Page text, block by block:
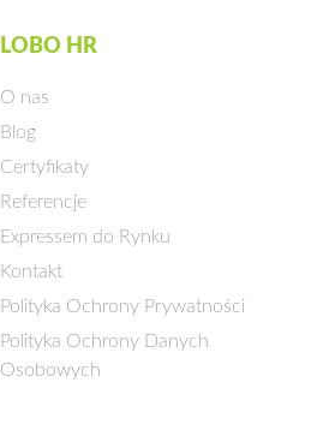
LOBO HR
O nas
Blog
Certyfikaty
Referencje
Expressem do Rynku
Kontakt
Polityka Ochrony Prywatności
Polityka Ochrony Danych
Osobowych